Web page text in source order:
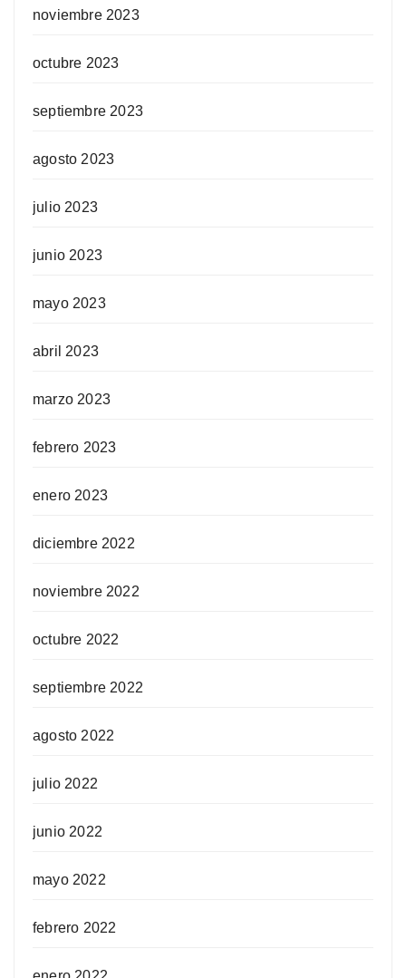
noviembre 2023
octubre 2023
septiembre 2023
agosto 2023
julio 2023
junio 2023
mayo 2023
abril 2023
marzo 2023
febrero 2023
enero 2023
diciembre 2022
noviembre 2022
octubre 2022
septiembre 2022
agosto 2022
julio 2022
junio 2022
mayo 2022
febrero 2022